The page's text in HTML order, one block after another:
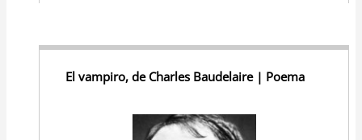
El vampiro, de Charles Baudelaire | Poema